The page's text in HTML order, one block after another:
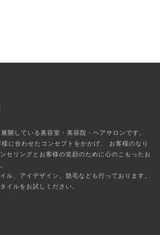
開している美容室・美容院・ヘアサロンです。
に合わせたコンセプトをかかげ、
お客様のなり
セリングとお客様の笑顔のために心のこもったお
ル、アイデザイン、脱毛なども行っております。
イルをお試しください。